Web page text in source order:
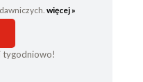
więcej »
tygodniowo!